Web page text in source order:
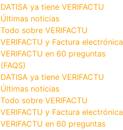
DATISA ya tiene VERIFACTU
Últimas noticias
Todo sobre VERIFACTU
VERIFACTU y Factura electrónica
VERIFACTU en 60 preguntas
(FAQS)
DATISA ya tiene VERIFACTU
Últimas noticias
Todo sobre VERIFACTU
VERIFACTU y Factura electrónica
VERIFACTU en 60 preguntas